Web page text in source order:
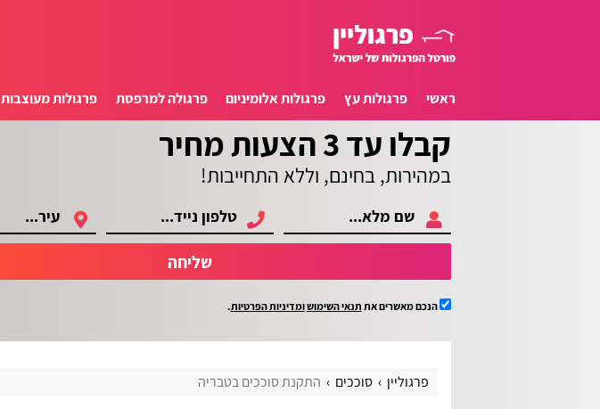
ראשי פרגולות עץ פרגולות אלומיניום פרגולה למרפסת פרגולות מעוצבות
קבלו עד 3 הצעות מחיר
במהירות, בחינם, וללא התחייבות!
שליחה
הנכם מאשרים את תנאי השימושומדיניות הפרטיות.
פרגוליין סוככים התקנת סוככים בטבריה